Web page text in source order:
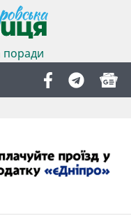
поради